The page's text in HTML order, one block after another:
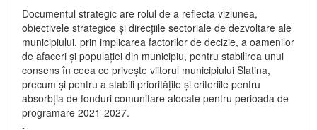
Documentul strategic are rolul de a reflecta viziunea,
obiectivele strategice și direcțiile sectoriale de dezvoltare ale
municipiului, prin implicarea factorilor de decizie, a oamenilor
de afaceri și populației din municipiu, pentru stabilirea unui
consens în ceea ce privește viitorul municipiului Slatina,
precum și pentru a stabili prioritățile și criteriile pentru
absorbția de fonduri comunitare alocate pentru perioada de
programare 2021-2027.